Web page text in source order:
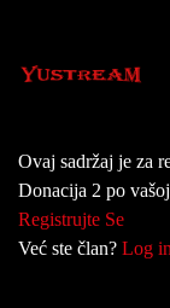
Ovaj sadržaj je za
Donacija 2 po
Registrujte Se
Već ste član? Log in